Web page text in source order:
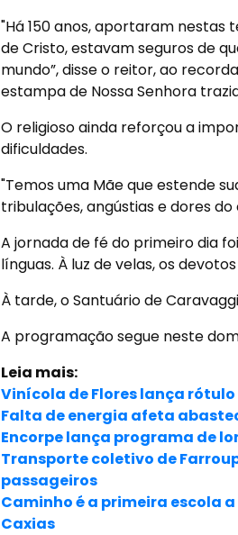
"Há 150 anos, aportaram nestas
de Cristo, estavam seguros de
mundo”, disse o reitor, ao
estampa de Nossa Senhora
O religioso ainda reforçou a
dificuldades.
"Temos uma Mãe que estende
tribulações, angústias e dores do
A jornada de fé do primeiro dia
línguas. À luz de velas, os
À tarde, o Santuário de
A programação segue neste
Leia mais:
Vinícola de Flores lança
Falta de energia afeta
Encorpe lança programa de
Transporte coletivo de
passageiros
Caminho é a primeira escola
Caxias